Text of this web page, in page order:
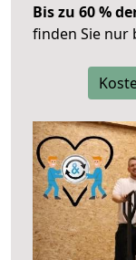
Bis zu 60 %
finden Sie nur